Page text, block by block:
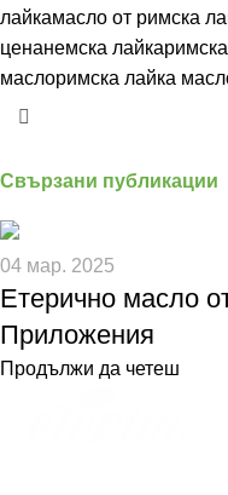
лайкамасло от римска
ценанемска лайка
маслоримска лайка
Свързани публикации
04 мар. 2025
Етерично масло
Приложения
Продължи да четеш